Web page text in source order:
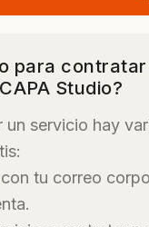
para
Studio?
un servicio hay
con tu correo